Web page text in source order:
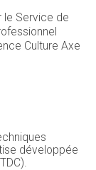
le Service de
Culture Axe
développée